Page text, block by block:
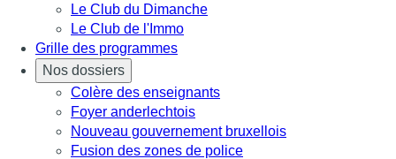
Le Club du Dimanche
Le Club de l'Immo
Grille des programmes
Nos dossiers
Colère des enseignants
Foyer anderlechtois
Nouveau gouvernement bruxellois
Fusion des zones de police